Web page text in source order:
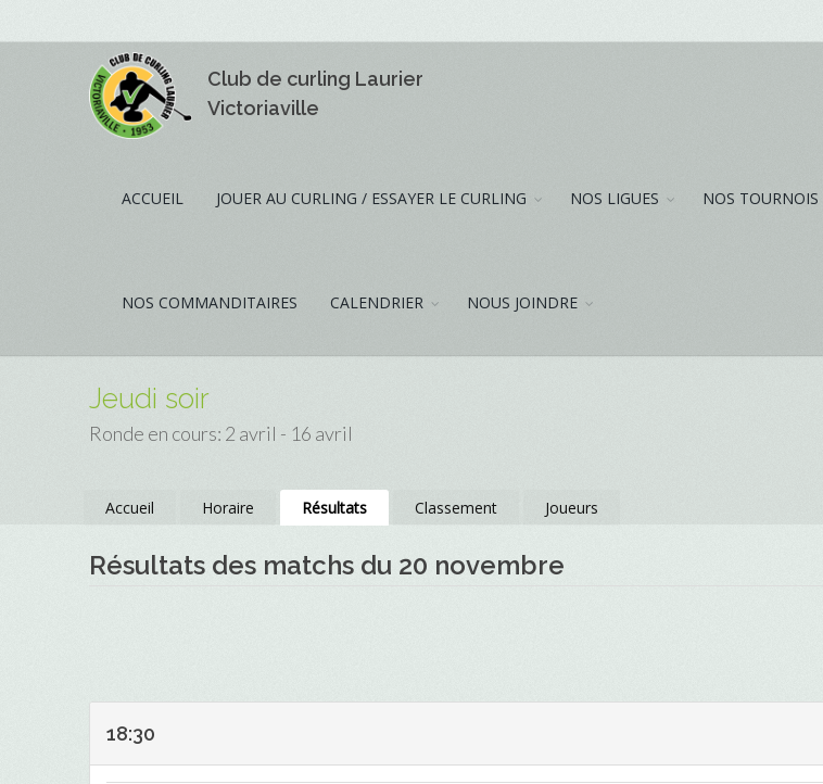
Club de curling Laurier
Victoriaville
ACCUEIL JOUER AU CURLING / ESSAYER LE CURLING NOS LIGUES NOS TOURNOIS
NOS COMMANDITAIRES CALENDRIER NOUS JOINDRE
Jeudi soir
Ronde en cours: 2 avril - 16 avril
Accueil Horaire Résultats Classement Joueurs
Résultats des matchs du 20 novembre
18:30